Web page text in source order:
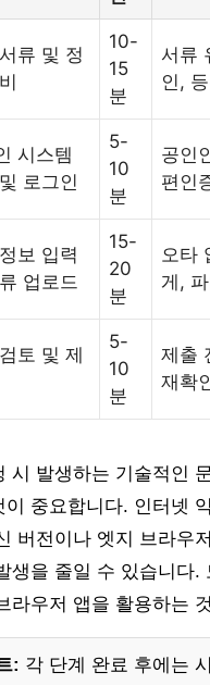
류 및 정
10-
15
분
서류
인,
시스템
로그인
5-
10
분
공인
편인
보 입력
업로드
15-
20
분
오타
게,
토 및 제
5-
10
분
제출
재확
시 발생하는 기술적인
이 중요합니다. 인터넷
버전이나 엣지 브라우
생을 줄일 수 있습니다.
라우저 앱을 활용하는
: 각 단계 완료 후에는